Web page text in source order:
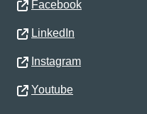
Facebook
LinkedIn
Instagram
Youtube